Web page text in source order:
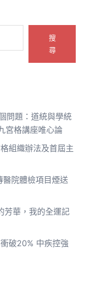
搜
尋
問題：道統與學統
宮格講座唯心論
組織辦法及首屆主
院體檢項目煙送
芳華，我的全運記
破20% 中疾控強